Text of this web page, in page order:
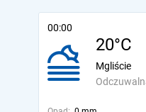
00:00
20°C
Mgliście